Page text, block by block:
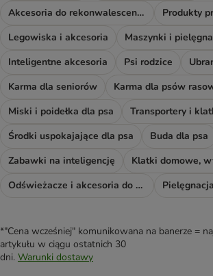
Akcesoria do rekonwalescencji
Produkty
Legowiska i akcesoria
Maszynki i
Inteligentne akcesoria
Psi rodzice
Karma dla seniorów
Karma dla psów
Miski i poidełka dla psa
Środki uspokajające dla psa
Buda dla psa
Zabawki na inteligencję
Odświeżacze i akcesoria do sprzątania
*"Cena wcześniej" komunikowana na banerze =
artykułu w ciągu ostatnich 30
dni. Warunki dostawy